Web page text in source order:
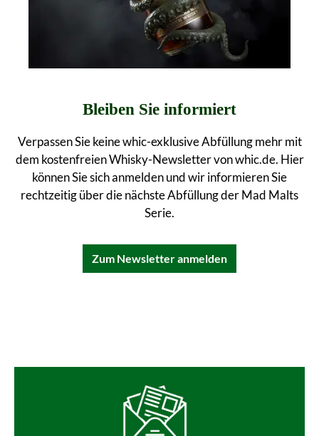
Bleiben Sie informiert
Verpassen Sie keine whic-exklusive Abfüllung mehr mit
dem kostenfreien Whisky-Newsletter von whic.de. Hier
können Sie sich anmelden und wir informieren Sie
rechtzeitig über die nächste Abfüllung der Mad Malts
Serie.
Zum Newsletter anmelden